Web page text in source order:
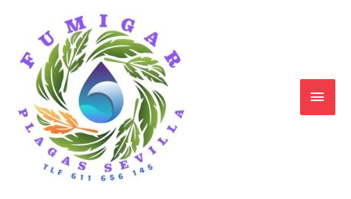
contenido